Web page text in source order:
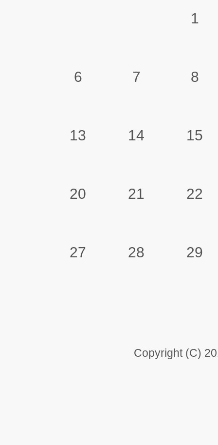
1
6 7 8
13 14 15
20 21 22
27 28 29
Copyright (C)